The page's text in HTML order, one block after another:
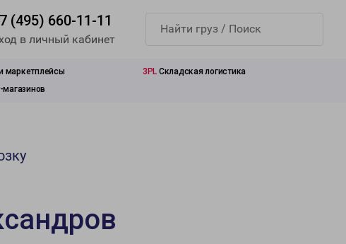
(495) 660-11-11
в личный кабинет
маркетплейсы 3PL Складская логистика